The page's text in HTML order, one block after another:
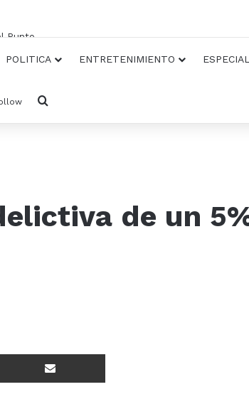
POLITICA ENTRETENIMIENTO
de un
Compartir Via E-mail